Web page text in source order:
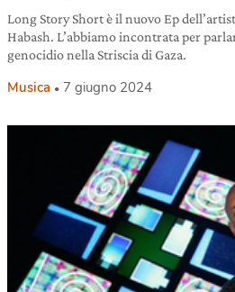
Long Story Short è il nuovo Ep
Habash. L’abbiamo incontrata per
genocidio nella Striscia di Gaza.
Musica 7 giugno 2024